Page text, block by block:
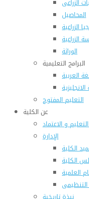
الزراعى
المحاصيل
الزراعية
الزراعية
الوراثة
البرامج التعليمية
العربية
التعليم المفتوح
عن الكلية
و الاعتماد
الإدارة
الكلية
الكلية
العلمية